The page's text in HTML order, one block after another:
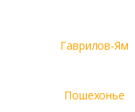
Гаврилов-Ям
Пошехонье